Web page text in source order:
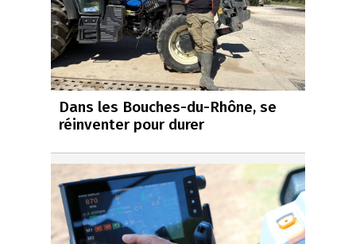
Dans les Bouches-du-Rhône, se
réinventer pour durer